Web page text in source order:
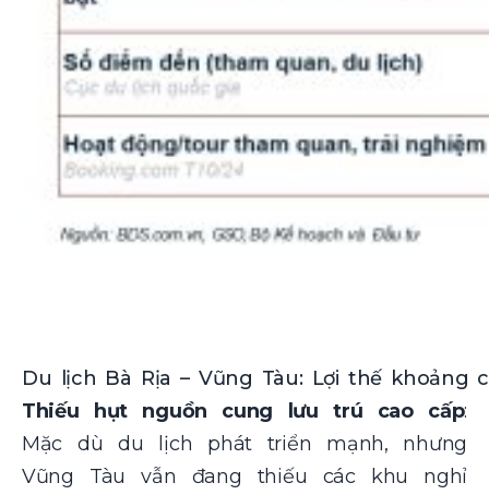
Du lịch Bà Rịa – Vũng Tàu: Lợi thế
Thiếu hụt nguồn cung lưu trú cao cấp:
Mặc dù du lịch phát triển mạnh, nhưng
Vũng Tàu vẫn đang thiếu các khu nghỉ